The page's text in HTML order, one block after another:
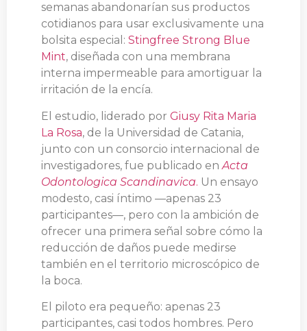
semanas abandonarían sus productos
cotidianos para usar exclusivamente una
bolsita especial: Stingfree Strong Blue
Mint, diseñada con una membrana
interna impermeable para amortiguar la
irritación de la encía.
El estudio, liderado por Giusy Rita Maria
La Rosa, de la Universidad de Catania,
junto con un consorcio internacional de
investigadores, fue publicado enActa
Odontologica Scandinavica. Un ensayo
modesto, casi íntimo —apenas 23
participantes—, pero con la ambición de
ofrecer una primera señal sobre cómo la
reducción de daños puede medirse
también en el territorio microscópico de
la boca.
El piloto era pequeño: apenas 23
participantes, casi todos hombres. Pero